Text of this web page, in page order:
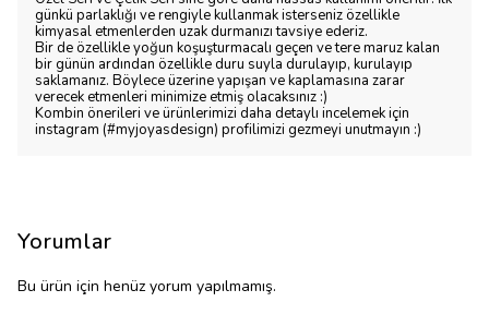
günkü parlaklığı ve rengiyle kullanmak isterseniz özellikle
kimyasal etmenlerden uzak durmanızı tavsiye ederiz.
Bir de özellikle yoğun koşuşturmacalı geçen ve tere maruz kalan
bir günün ardından özellikle duru suyla durulayıp, kurulayıp
saklamanız. Böylece üzerine yapışan ve kaplamasına zarar
verecek etmenleri minimize etmiş olacaksınız :)
Kombin önerileri ve ürünlerimizi daha detaylı incelemek için
instagram (#myjoyasdesign) profilimizi gezmeyi unutmayın :)
Yorumlar
Bu ürün için henüz yorum yapılmamış.